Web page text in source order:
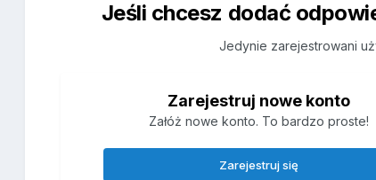
Jeśli chcesz dodać
Jedynie zarejestrowani
Zarejestruj nowe konto
Załóż nowe konto. To bardzo proste!
Zarejestruj się